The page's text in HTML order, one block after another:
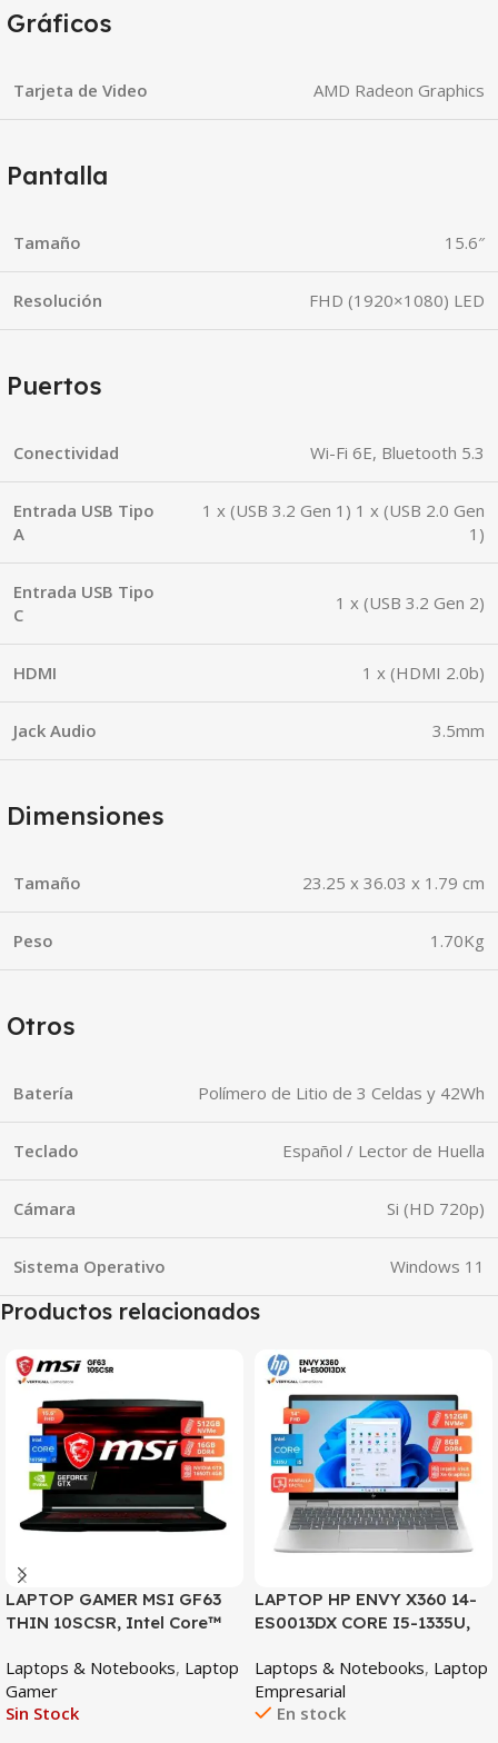
Gráficos
Tarjeta de Video AMD Radeon Graphics
Pantalla
Tamaño 15.6″
Resolución FHD (1920×1080) LED
Puertos
Conectividad Wi-Fi 6E, Bluetooth 5.3
Entrada USB Tipo
A
1 x (USB 3.2 Gen 1) 1 x (USB 2.0 Gen
1)
Entrada USB Tipo
C
1 x (USB 3.2 Gen 2)
HDMI 1 x (HDMI 2.0b)
Jack Audio 3.5mm
Dimensiones
Tamaño 23.25 x 36.03 x 1.79 cm
Peso 1.70Kg
Otros
Batería Polímero de Litio de 3 Celdas y 42Wh
Teclado Español / Lector de Huella
Cámara Si (HD 720p)
Sistema Operativo Windows 11
Productos relacionados
SALE
LAPTOP GAMER MSI GF63
THIN 10SCSR, Intel Core™
512GB SSD, NVIDIA
GeForce GTX 1650 Ti 4GB,
Pantalla 15.6” FHD IPS
Laptops & Notebooks, Laptop
Gamer
Sin Stock
LAPTOP HP ENVY X360 14-
ES0013DX CORE I5-1335U,
FHD TACTIL
Laptops & Notebooks, Laptop
Empresarial
En stock